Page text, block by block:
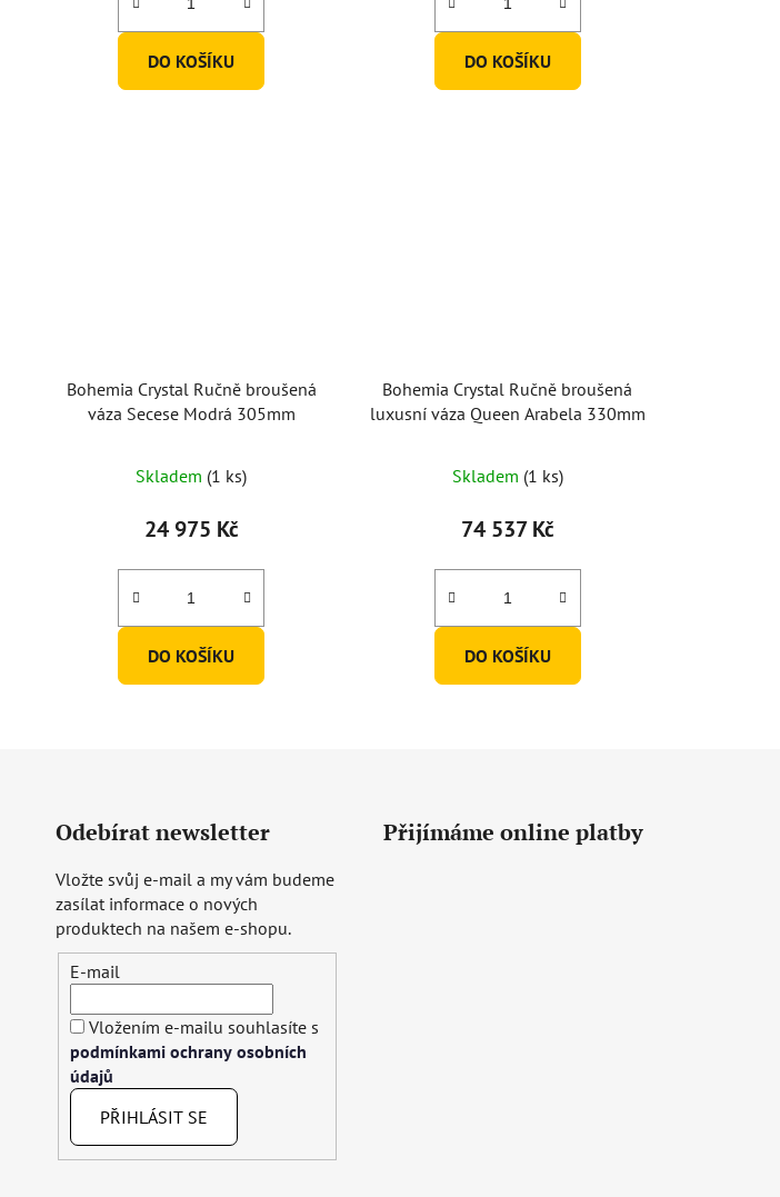
DO KOŠÍKU DO KOŠÍKU
Bohemia Crystal Ručně broušená
váza Secese Modrá 305mm
Skladem (1 ks)
24 975 Kč
DO KOŠÍKU
Bohemia Crystal Ručně broušená
luxusní váza Queen Arabela 330mm
Skladem (1 ks)
74 537 Kč
DO KOŠÍKU
Odebírat newsletter
Vložte svůj e-mail a my vám budeme
zasílat informace o nových
produktech na našem e-shopu.
E-mail
Vložením e-mailu souhlasíte s
podmínkami ochrany osobních
údajů
PŘIHLÁSIT SE
Přijímáme online platby